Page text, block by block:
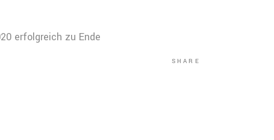
erfolgreich zu Ende
SHARE